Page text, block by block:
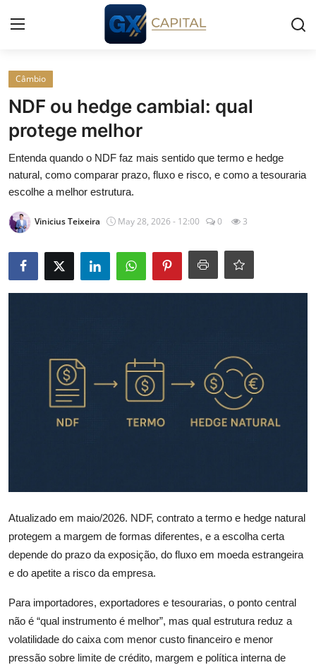
Entrar
Cursos
Simuladores
Wealth
Histórias
Contato
Crédito Empresarial
Newsletter
Radar Econômico
Investimentos
Seguro de Vida
Motores do Brasil
Câmbio
NDF ou hedge cambial: qual
protege melhor
Entenda quando o NDF faz mais sentido que termo e hedge
natural, como comparar prazo, fluxo e risco, e como a tesouraria
escolhe a melhor estrutura.
Vinicius Teixeira May 28, 2026 - 12:00 0 3
Atualizado em maio/2026. NDF, contrato a termo e hedge natural
protegem a margem de formas diferentes, e a escolha certa
depende do prazo da exposição, do fluxo em moeda estrangeira
e do apetite a risco da empresa.
Para importadores, exportadores e tesourarias, o ponto central
não é “qual instrumento é melhor”, mas qual estrutura reduz a
volatilidade do caixa com menor custo financeiro e menor
pressão sobre limite de crédito, margem e política interna de